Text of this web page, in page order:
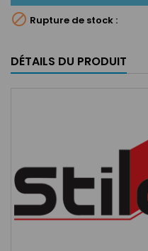
 Rupture de stock :
DÉTAILS DU PRODUIT